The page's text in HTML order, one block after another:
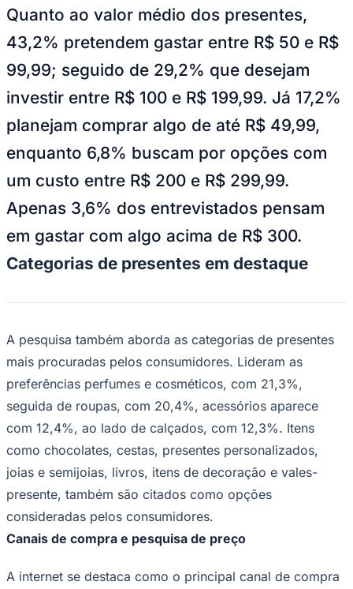
Corinthians
Palmeiras
Quanto ao valor médio dos presentes,
43,2% pretendem gastar entre R$ 50 e R$
99,99; seguido de 29,2% que desejam
investir entre R$ 100 e R$ 199,99. Já 17,2%
planejam comprar algo de até R$ 49,99,
enquanto 6,8% buscam por opções com
um custo entre R$ 200 e R$ 299,99.
Apenas 3,6% dos entrevistados pensam
em gastar com algo acima de R$ 300.
Categorias de presentes em destaque
A pesquisa também aborda as categorias de presentes
mais procuradas pelos consumidores. Lideram as
preferências perfumes e cosméticos, com 21,3%,
seguida de roupas, com 20,4%, acessórios aparece
com 12,4%, ao lado de calçados, com 12,3%. Itens
como chocolates, cestas, presentes personalizados,
joias e semijoias, livros, itens de decoração e vales-
presente, também são citados como opções
consideradas pelos consumidores.
Canais de compra e pesquisa de preço
A internet se destaca como o principal canal de compra